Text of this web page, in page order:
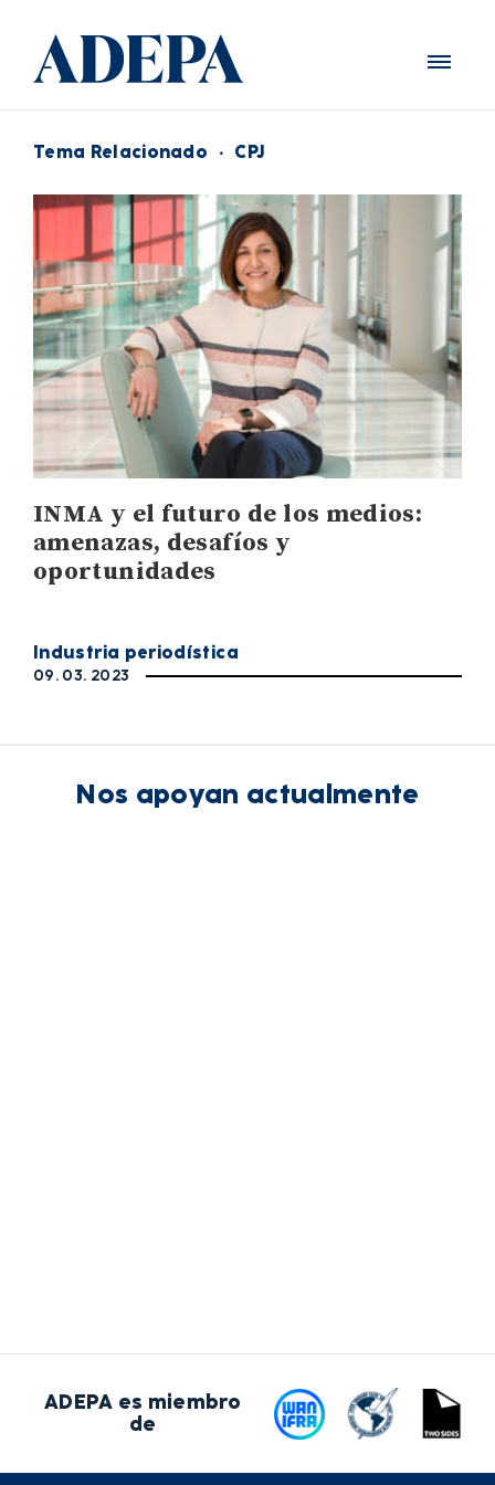
Tema Relacionado · CPJ
INMA y el futuro de los medios:
amenazas, desafíos y
oportunidades
Industria periodística
09. 03. 2023
Nos apoyan actualmente
ADEPA es miembro
de